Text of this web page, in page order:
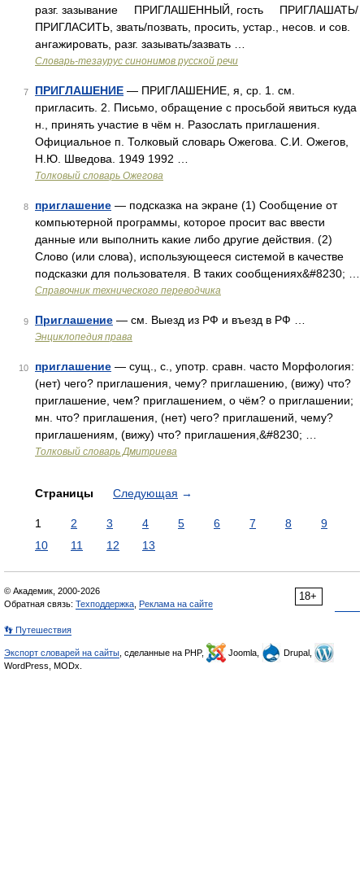
разг. зазывание ПРИГЛАШЕННЫЙ, гость ПРИГЛАШАТЬ/
ПРИГЛАСИТЬ, звать/позвать, просить, устар., несов. и сов.
ангажировать, разг. зазывать/зазвать …
Словарь-тезаурус синонимов русской речи
7 ПРИГЛАШЕНИЕ — ПРИГЛАШЕНИЕ, я, ср. 1. см.
пригласить. 2. Письмо, обращение с просьбой явиться куда
н., принять участие в чём н. Разослать приглашения.
Официальное п. Толковый словарь Ожегова. С.И. Ожегов,
Н.Ю. Шведова. 1949 1992 …
Толковый словарь Ожегова
8 приглашение — подсказка на экране (1) Сообщение от
компьютерной программы, которое просит вас ввести
данные или выполнить какие либо другие действия. (2)
Слово (или слова), использующееся системой в качестве
подсказки для пользователя. В таких сообщениях&#8230; …
Справочник технического переводчика
9 Приглашение — см. Выезд из РФ и въезд в РФ …
Энциклопедия права
10 приглашение — сущ., с., употр. сравн. часто Морфология:
(нет) чего? приглашения, чему? приглашению, (вижу) что?
приглашение, чем? приглашением, о чём? о приглашении;
мн. что? приглашения, (нет) чего? приглашений, чему?
приглашениям, (вижу) что? приглашения,&#8230; …
Толковый словарь Дмитриева
Страницы Следующая →
1 2 3 4 5 6 7 8
9
10
11 12 13
18+
© Академик, 2000-2026
Обратная связь: Техподдержка Реклама на сайте
👣 Путешествия
Экспорт словарей на сайты , сделанные на PHP, Joomla,
Drupal,
WordPress, MODx.